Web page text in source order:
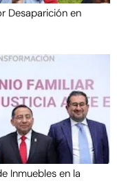
Desaparición en
Inmuebles en la